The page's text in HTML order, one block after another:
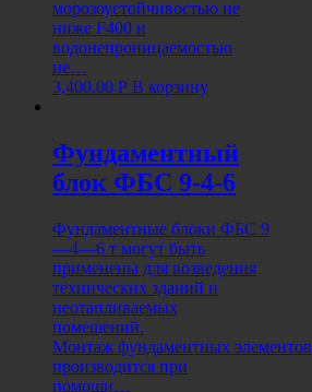
морозоустойчивостью не
ниже F400 и
водонепроницаемостью
не…
3,400.00 Р В корзину
Фундаментный
блок ФБС 9-4-6
Фундаментные блоки ФБС 9
—4—6 т могут быть
применены для возведения
технических зданий и
неотапливаемых
помещений.
Монтаж фундаментных элементов
производится при
помощи…